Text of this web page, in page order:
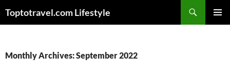
Toptotravel.com Lifestyle
Monthly Archives: September 2022